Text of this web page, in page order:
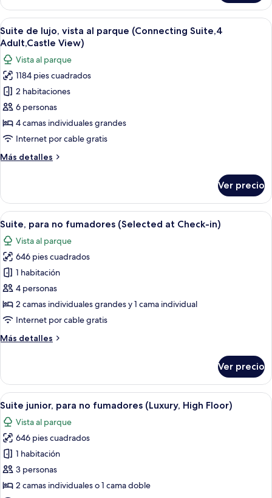
View)
triple
Deluxe,
para
no
fumadores
(Town
View)
Abrir
todas
las
fotos
de
Suite
de
lujo,
vista
parque
Adult,Castle
View)
Habitación de hotel moderna con
4
Suite de lujo, vista al parque (Connecting Suite,4
Adult,Castle View)
Vista al parque
1184 pies cuadrados
2 habitaciones
6 personas
4 camas individuales grandes
Internet por cable gratis
Más detalles
Más
de
lujo,
vista
parque
(Connecting
Suite,4
Adult,Castle
View)
Ver precio
Abrir
todas
las
fotos
de
Suite,
para
no
fumadores
(Selected
in)
Smart TV de 43 pulgadas con
2
Suite, para no fumadores (Selected at Check-in)
Vista al parque
646 pies cuadrados
1 habitación
4 personas
2 camas individuales grandes y 1 cama individual
Internet por cable gratis
Más detalles
Más
para
no
fumadores
(Selected
at
Check-
in)
Ver precio
Abrir
todas
las
fotos
de
Suite
junior,
Habitación de hotel con una cama
6
Suite junior, para no fumadores (Luxury, High Floor)
Vista al parque
646 pies cuadrados
1 habitación
3 personas
2 camas individuales o 1 cama doble